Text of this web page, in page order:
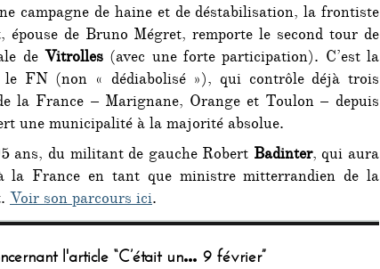
campagne de haine et de déstabilisation, la frontiste
épouse de Bruno Mégret, remporte le second tour de
de Vitrolles (avec une forte participation). C’est la
le FN (non « dédiabolisé »), qui contrôle déjà trois
la France – Marignane, Orange et Toulon – depuis
une municipalité à la majorité absolue.
ans, du militant de gauche Robert Badinter, qui aura
la France en tant que ministre mitterrandien de la
Voir son parcours ici.
l'article “C’était un… 9 février”